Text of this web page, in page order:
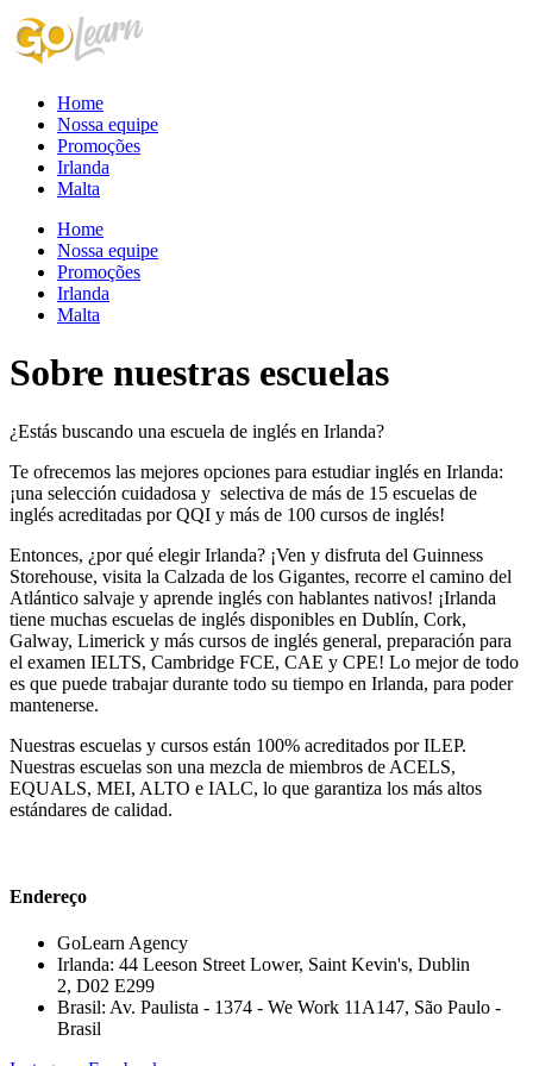
Skip
to
content
Home
Nossa equipe
Promoções
Irlanda
Malta
Home
Nossa equipe
Promoções
Irlanda
Malta
Sobre nuestras escuelas
¿Estás buscando una escuela de inglés en Irlanda?
Te ofrecemos las mejores opciones para estudiar inglés en Irlanda:
¡una selección cuidadosa y selectiva de más de 15 escuelas de
inglés acreditadas por QQI y más de 100 cursos de inglés!
Entonces, ¿por qué elegir Irlanda? ¡Ven y disfruta del Guinness
Storehouse, visita la Calzada de los Gigantes, recorre el camino del
Atlántico salvaje y aprende inglés con hablantes nativos! ¡Irlanda
tiene muchas escuelas de inglés disponibles en Dublín, Cork,
Galway, Limerick y más cursos de inglés general, preparación para
el examen IELTS, Cambridge FCE, CAE y CPE! Lo mejor de todo
es que puede trabajar durante todo su tiempo en Irlanda, para poder
mantenerse.
Nuestras escuelas y cursos están 100% acreditados por ILEP.
Nuestras escuelas son una mezcla de miembros de ACELS,
EQUALS, MEI, ALTO e IALC, lo que garantiza los más altos
estándares de calidad.
Endereço
GoLearn Agency
Irlanda: 44 Leeson Street Lower, Saint Kevin's, Dublin
2, D02 E299
Brasil: Av. Paulista - 1374 - We Work 11A147, São Paulo -
Brasil